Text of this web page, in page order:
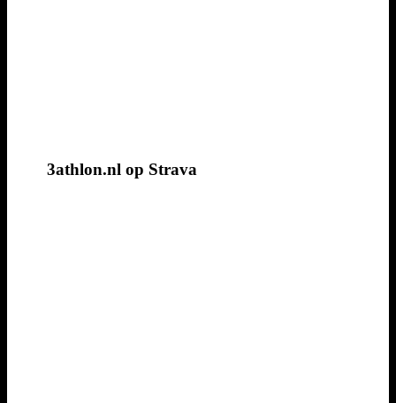
3athlon.nl op Strava